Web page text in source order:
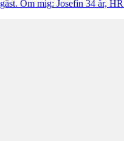
Om mig: Josefin 34 år,